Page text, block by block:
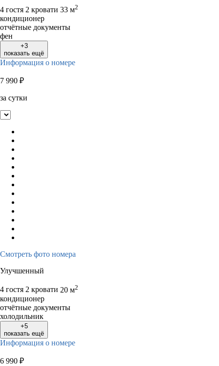
4 гостя 2 кровати 33 м2
кондиционер
отчётные документы
фен
+3
показать ещё
Информация о номере
7 990 ₽
за сутки
Смотреть фото номера
Улучшенный
4 гостя 2 кровати 20 м2
кондиционер
отчётные документы
холодильник
+5
показать ещё
Информация о номере
6 990 ₽